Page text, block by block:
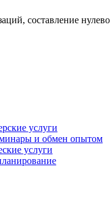
составление
услуги
и обмен опытом
услуги